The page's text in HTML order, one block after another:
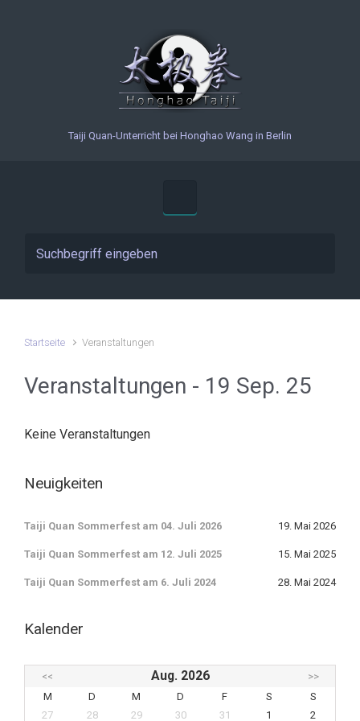
Taiji Quan-Unterricht bei Honghao Wang in Berlin
Startseite Veranstaltungen
Veranstaltungen - 19 Sep. 25
Keine Veranstaltungen
Neuigkeiten
Taiji Quan Sommerfest am 04. Juli 2026 19. Mai 2026
Taiji Quan Sommerfest am 12. Juli 2025 15. Mai 2025
Taiji Quan Sommerfest am 6. Juli 2024 28. Mai 2024
Kalender
<< Aug. 2026
>>
M
D M D F S
S
27
28 29 30 31 1 2